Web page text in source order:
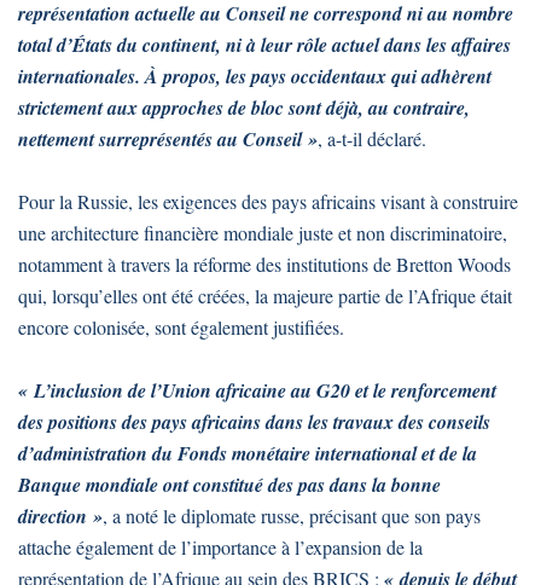
représentation actuelle au Conseil ne correspond ni au nombre
total d’États du continent, ni à leur rôle actuel dans les affaires
internationales. À propos, les pays occidentaux qui adhèrent
strictement aux approches de bloc sont déjà, au contraire,
nettement surreprésentés au Conseil », a-t-il déclaré.
Pour la Russie, les exigences des pays africains visant à construire
une architecture financière mondiale juste et non discriminatoire,
notamment à travers la réforme des institutions de Bretton Woods
qui, lorsqu’elles ont été créées, la majeure partie de l’Afrique était
encore colonisée, sont également justifiées.
« L’inclusion de l’Union africaine au G20 et le renforcement
des positions des pays africains dans les travaux des conseils
d’administration du Fonds monétaire international et de la
Banque mondiale ont constitué des pas dans la bonne
direction », a noté le diplomate russe, précisant que son pays
attache également de l’importance à l’expansion de la
représentation de l’Afrique au sein des BRICS : « depuis le début